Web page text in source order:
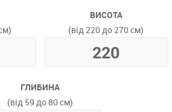
ВИСОТА
(від 220 до 270 см)
ГЛИБИНА
(від 59 до 80 см)